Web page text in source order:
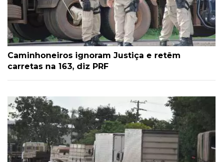
Caminhoneiros ignoram Justiça e retêm
carretas na 163, diz PRF